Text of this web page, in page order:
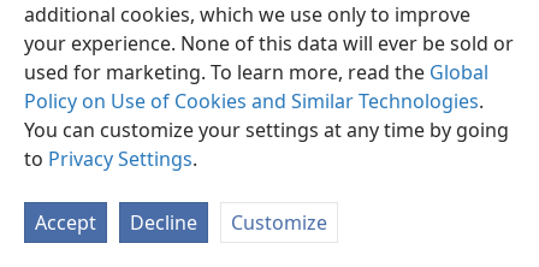
additional cookies, which we use only to improve
your experience. None of this data will ever be sold or
used for marketing. To learn more, read the Global
Policy on Use of Cookies and Similar Technologies.
You can customize your settings at any time by going
to Privacy Settings.
Accept Decline Customize